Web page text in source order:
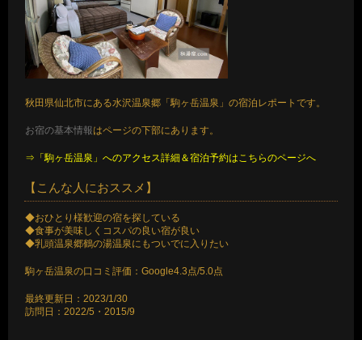
秋田県仙北市にある水沢温泉郷「駒ヶ岳温泉」の宿泊レポートです。
お宿の基本情報はページの下部にあります。
⇒「駒ヶ岳温泉」へのアクセス詳細＆宿泊予約はこちらのページへ
【こんな人におススメ】
◆おひとり様歓迎の宿を探している
◆食事が美味しくコスパの良い宿が良い
◆乳頭温泉郷鶴の湯温泉にもついでに入りたい
駒ヶ岳温泉の口コミ評価：Google4.3点/5.0点
最終更新日：2023/1/30
訪問日：2022/5・2015/9